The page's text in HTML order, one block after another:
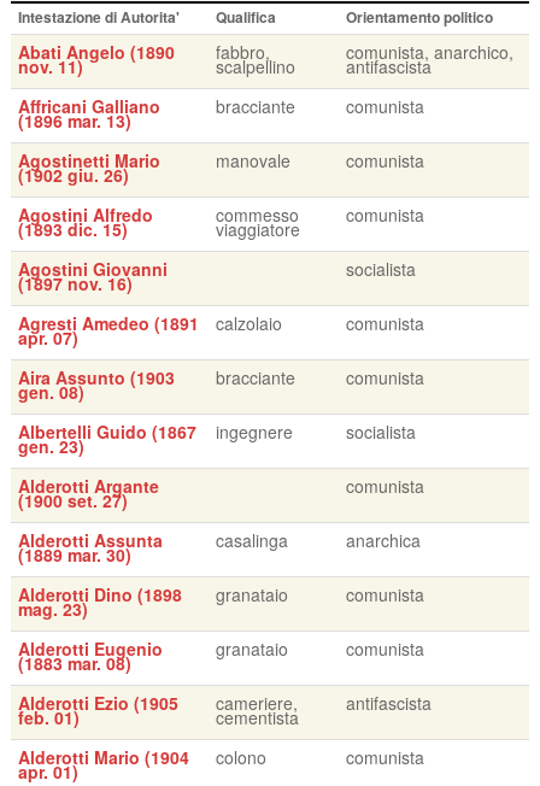
Intestazione di Autorita' Qualifica Orientamento politico
Abati Angelo (1890
nov. 11)
fabbro,
scalpellino
comunista, anarchico,
antifascista
Affricani Galliano
(1896 mar. 13)
bracciante comunista
Agostinetti Mario
(1902 giu. 26)
manovale comunista
Agostini Alfredo
(1893 dic. 15)
commesso
viaggiatore
comunista
Agostini Giovanni
(1897 nov. 16)
socialista
Agresti Amedeo (1891
apr. 07)
calzolaio comunista
Aira Assunto (1903
gen. 08)
bracciante comunista
Albertelli Guido (1867
gen. 23)
ingegnere socialista
Alderotti Argante
(1900 set. 27)
comunista
Alderotti Assunta
(1889 mar. 30)
casalinga anarchica
Alderotti Dino (1898
mag. 23)
granataio comunista
Alderotti Eugenio
(1883 mar. 08)
granataio comunista
Alderotti Ezio (1905
feb. 01)
cameriere,
cementista
antifascista
Alderotti Mario (1904
apr. 01)
colono comunista